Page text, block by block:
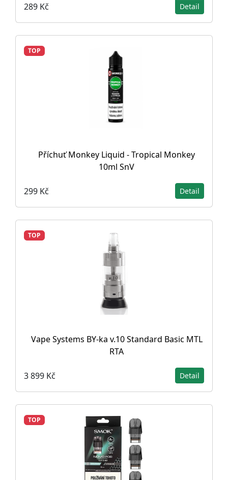
289 Kč Detail
TOP
Příchuť Monkey Liquid - Tropical Monkey
10ml SnV
299 Kč Detail
TOP
Vape Systems BY-ka v.10 Standard Basic MTL
RTA
3 899 Kč Detail
TOP